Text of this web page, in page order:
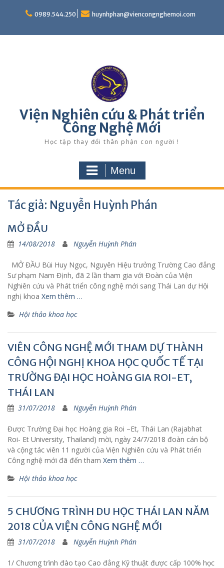
0989.544.250 huynhphan@viencongnghemoi.com
Viện Nghiên cứu & Phát triển
Công Nghệ Mới
Học tập thay đổi thân phận con người !
Menu
Tác giả: Nguyễn Huỳnh Phán
MỞ ĐẦU
14/08/2018 Nguyễn Huỳnh Phán
MỞ ĐẦU Bùi Huy Ngọc, Nguyên Hiệu trưởng Trường Cao đẳng
Sư phạm Nam Định, đã 2 lần tham gia với Đoàn của Viện
Nghiên cứu và Phát triển công nghệ mới sang Thái Lan dự Hội
nghị khoa Xem thêm …
Hội thảo khoa học
VIÊN CÔNG NGHỆ MỚI THAM DỰ THÀNH
CÔNG HỘI NGHỊ KHOA HỌC QUỐC TẾ TẠI
TRƯỜNG ĐẠI HỌC HOÀNG GIA ROI-ET,
THÁI LAN
31/07/2018 Nguyễn Huỳnh Phán
Được Trường Đại học Hoàng gia Roi –Et, Thái Lan (Rajabhat
Roi- Et University, Thailand) mời, ngày 24/7/2018 đoàn cán bộ
và cộng tác viên 11 người của Viện Nghiên cứu và Phát triển
Công nghệ mới đã đến tham Xem thêm …
Hội thảo khoa học
5 CHƯƠNG TRÌNH DU HỌC THÁI LAN NĂM
2018 CỦA VIỆN CÔNG NGHỆ MỚI
31/07/2018 Nguyễn Huỳnh Phán
1/ Chương trình đào tạo Cao đẳng Kỹ thuật được cấp 100% học